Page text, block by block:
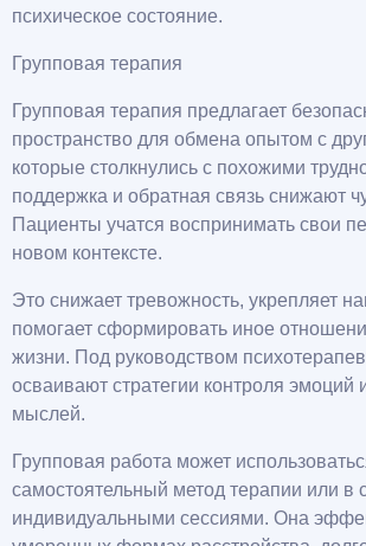
психическое состояние.
Групповая терапия
Групповая терапия предлагает
пространство для обмена опытом с
которые столкнулись с похожими
поддержка и обратная связь снижают
Пациенты учатся воспринимать свои
новом контексте.
Это снижает тревожность, укрепляет
помогает сформировать иное
жизни. Под руководством
осваивают стратегии контроля эмоций
мыслей.
Групповая работа может
самостоятельный метод терапии или в
индивидуальными сессиями. Она